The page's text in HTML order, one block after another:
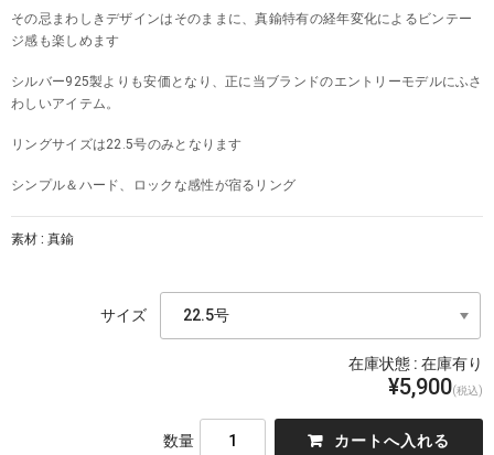
その忌まわしきデザインはそのままに、真鍮特有の経年変化によるビンテー
ジ感も楽しめます
シルバー925製よりも安価となり、正に当ブランドのエントリーモデルにふさ
わしいアイテム。
リングサイズは22.5号のみとなります
シンプル＆ハード、ロックな感性が宿るリング
素材 : 真鍮
サイズ
在庫状態 : 在庫有り
¥5,900(税込)
数量